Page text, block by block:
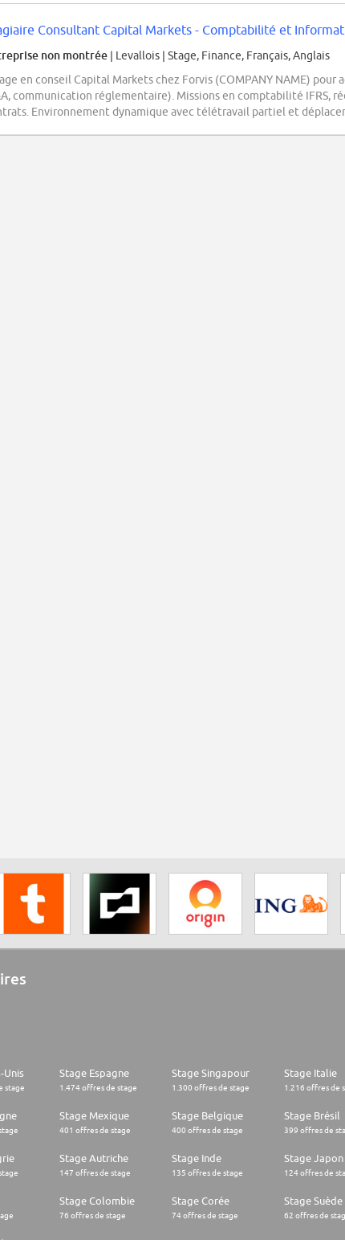
Consultant Capital Markets - Comptabilité et
non montrée | Levallois | Stage, Finance, Français, Anglais
en conseil Capital Markets chez Forvis (COMPANY NAME)
communication réglementaire). Missions en comptabilité IFRS,
Environnement dynamique avec télétravail partiel et
Unis
stage
Stage Espagne
1.474 offres de stage
Stage Singapour
1.300 offres de stage
Stage Italie
1.216 offres de
Stage Mexique
401 offres de stage
Stage Belgique
400 offres de stage
Stage Brésil
399 offres de
Stage Autriche
147 offres de stage
Stage Inde
135 offres de stage
Stage Japon
124 offres de
Stage Colombie
76 offres de stage
Stage Corée
74 offres de stage
Stage Suède
62 offres de